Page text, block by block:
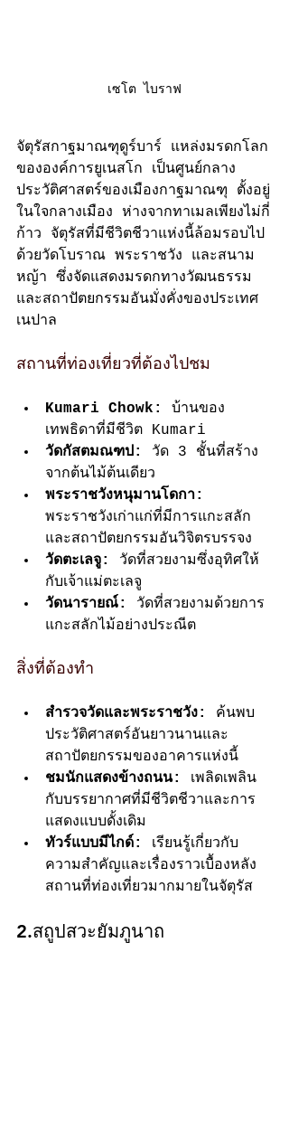
เซโต ไบราฟ
จัตุรัสกาฐมาณฑุดูร์บาร์ แหล่งมรดกโลก
ขององค์การยูเนสโก เป็นศูนย์กลาง
ประวัติศาสตร์ของเมืองกาฐมาณฑุ ตั้งอยู่
ในใจกลางเมือง ห่างจากทาเมลเพียงไม่กี่
ก้าว จัตุรัสที่มีชีวิตชีวาแห่งนี้ล้อมรอบไป
ด้วยวัดโบราณ พระราชวัง และสนาม
หญ้า ซึ่งจัดแสดงมรดกทางวัฒนธรรม
และสถาปัตยกรรมอันมั่งคั่งของประเทศ
เนปาล
สถานที่ท่องเที่ยวที่ต้องไปชม
Kumari Chowk:
บ้านของ
เทพธิดาที่มีชีวิต Kumari
วัดกัสตมณฑป:
วัด 3 ชั้นที่สร้าง
จากต้นไม้ต้นเดียว
พระราชวังหนุมานโดกา:
พระราชวังเก่าแก่ที่มีการแกะสลัก
และสถาปัตยกรรมอันวิจิตรบรรจง
วัดตะเลจู:
วัดที่สวยงามซึ่งอุทิศให้
กับเจ้าแม่ตะเลจู
วัดนารายณ์:
วัดที่สวยงามด้วยการ
แกะสลักไม้อย่างประณีต
สิ่งที่ต้องทำ
สำรวจวัดและพระราชวัง:
ค้นพบ
ประวัติศาสตร์อันยาวนานและ
สถาปัตยกรรมของอาคารแห่งนี้
ชมนักแสดงข้างถนน:
เพลิดเพลิน
กับบรรยากาศที่มีชีวิตชีวาและการ
แสดงแบบดั้งเดิม
ทัวร์แบบมีไกด์:
เรียนรู้เกี่ยวกับ
ความสำคัญและเรื่องราวเบื้องหลัง
สถานที่ท่องเที่ยวมากมายในจัตุรัส
2.สถูปสวะยัมภูนาถ